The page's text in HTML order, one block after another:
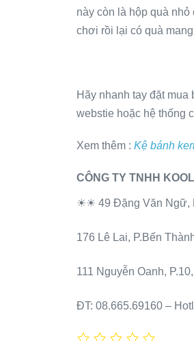
này còn là hộp quà
chơi rồi lại có quà
Hãy nhanh tay đặt mua
webstie hoặc hệ thống
Xem thêm : Kệ bánh
CÔNG TY TNHH
☀☀ 49 Đặng Văn Ngữ,
176 Lê Lai, P.Bến
111 Nguyễn Oanh,
ĐT: 08.665.69160 –